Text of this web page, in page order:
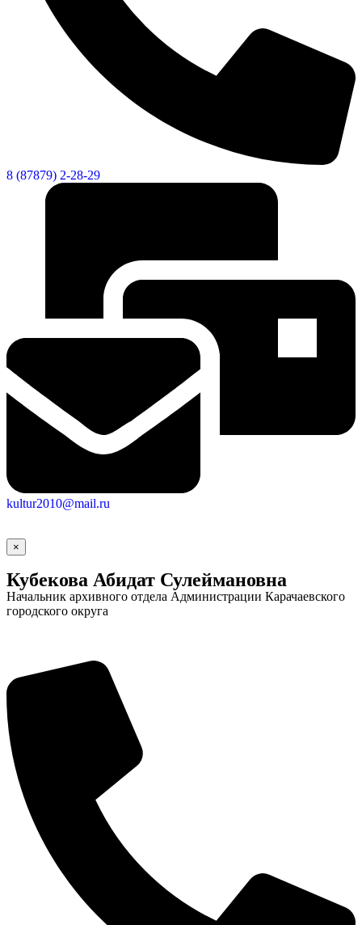
Социальные
8 (87879) 2-28-29
kultur2010@mail.ru
×
Кубекова Абидат Сулеймановна
Начальник архивного отдела Администрации Карачаевского
городского округа